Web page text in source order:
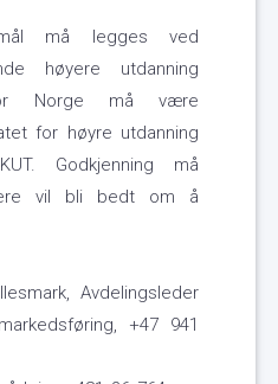
må legges ved
høyere utdanning
Norge må være
for høyre utdanning
Godkjenning må
vil bli bedt om å
Avdelingsleder
+47 941